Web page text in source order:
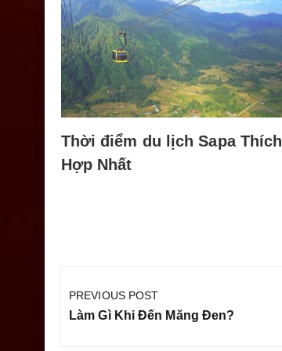
Thời điểm du lịch Sapa Thích
Hợp Nhất
hướng
bài
PREVIOUS POST
Previous
Làm Gì Khi Đến Măng Đen?